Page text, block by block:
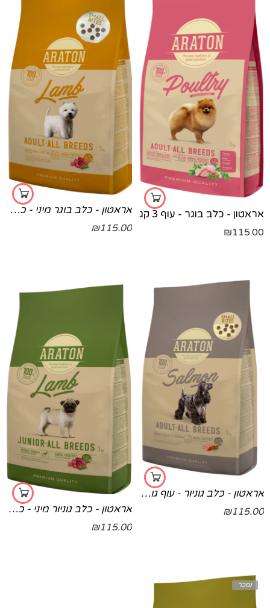
אראטון - כלב בוגר - עוף 3 קג
₪115.00
אראטון - כלב בוגר מיני - כבש 3 קג
₪115.00
אראטון - כלב גוניור - עוף גורים
₪115.00
אראטון - כלב גוניור מיני - כבש 3 קג
₪115.00
נמכר